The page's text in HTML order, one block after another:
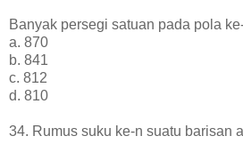
Banyak persegi satuan pada pola
a. 870
b. 841
c. 812
d. 810
34. Rumus suku ke-n suatu barisan